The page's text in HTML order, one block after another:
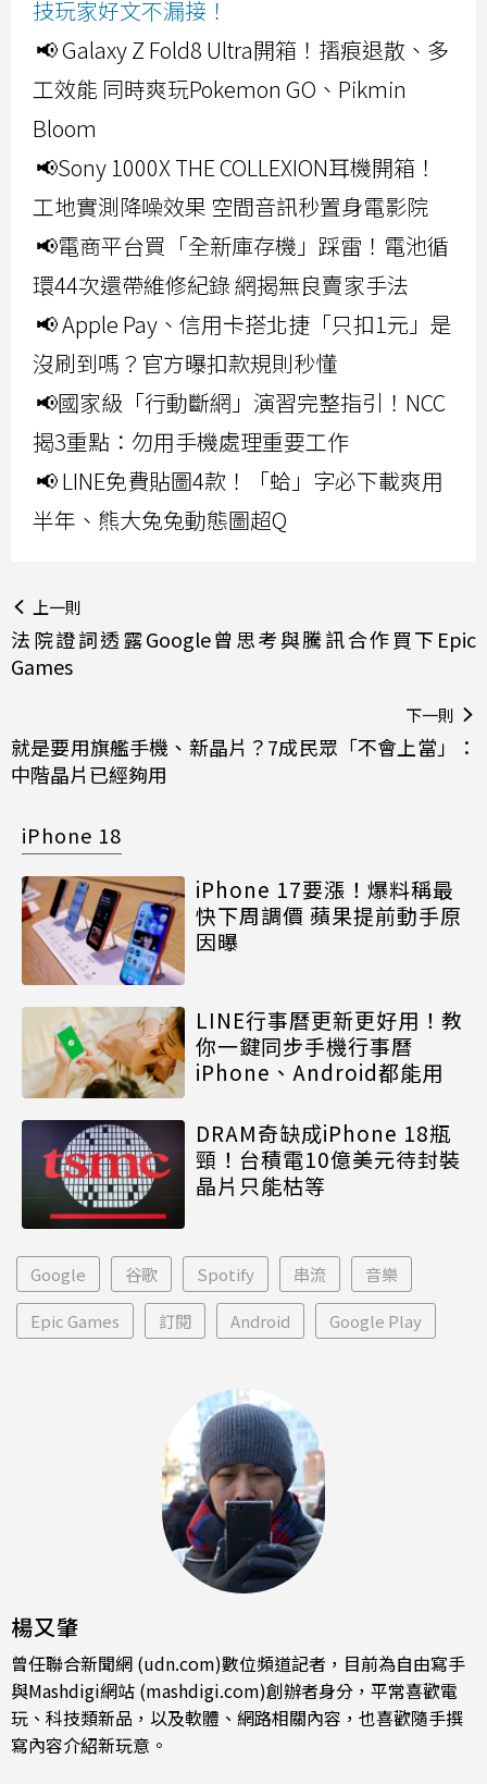
技玩家好文不漏接！
📢 Galaxy Z Fold8 Ultra開箱！摺痕退散、多
工效能 同時爽玩Pokemon GO、Pikmin
Bloom
📢Sony 1000X THE COLLEXION耳機開箱！
工地實測降噪效果 空間音訊秒置身電影院
📢電商平台買「全新庫存機」踩雷！電池循
環44次還帶維修紀錄 網揭無良賣家手法
📢 Apple Pay、信用卡搭北捷「只扣1元」是
沒刷到嗎？官方曝扣款規則秒懂
📢國家級「行動斷網」演習完整指引！NCC
揭3重點：勿用手機處理重要工作
📢 LINE免費貼圖4款！「蛤」字必下載爽用
半年、熊大兔兔動態圖超Q
上一則
法院證詞透露Google曾思考與騰訊合作買下Epic
Games
下一則
就是要用旗艦手機、新晶片？7成民眾「不會上當」：
中階晶片已經夠用
iPhone 18
iPhone 17要漲！爆料稱最
快下周調價 蘋果提前動手原
因曝
LINE行事曆更新更好用！教
你一鍵同步手機行事曆
iPhone、Android都能用
DRAM奇缺成iPhone 18瓶
頸！台積電10億美元待封裝
晶片只能枯等
Google 谷歌 Spotify 串流 音樂
Epic Games 訂閱 Android Google Play
楊又肇
曾任聯合新聞網 (udn.com)數位頻道記者，目前為自由寫手
與Mashdigi網站 (mashdigi.com)創辦者身分，平常喜歡電
玩、科技類新品，以及軟體、網路相關內容，也喜歡隨手撰
寫內容介紹新玩意。